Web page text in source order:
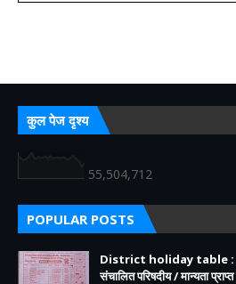
कुल पेज दृश्य
55,504,712
POPULAR POSTS
District holiday table : उत्तर
संचालित परिषदीय / मान्यता